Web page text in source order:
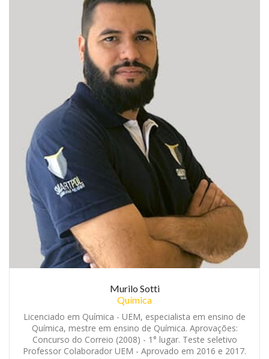
Murilo Sotti
Química
Licenciado em Química - UEM, especialista em ensino de
Química, mestre em ensino de Química. Aprovações:
Concurso do Correio (2008) - 1° lugar. Teste seletivo
Professor Colaborador UEM - Aprovado em 2016 e 2017.